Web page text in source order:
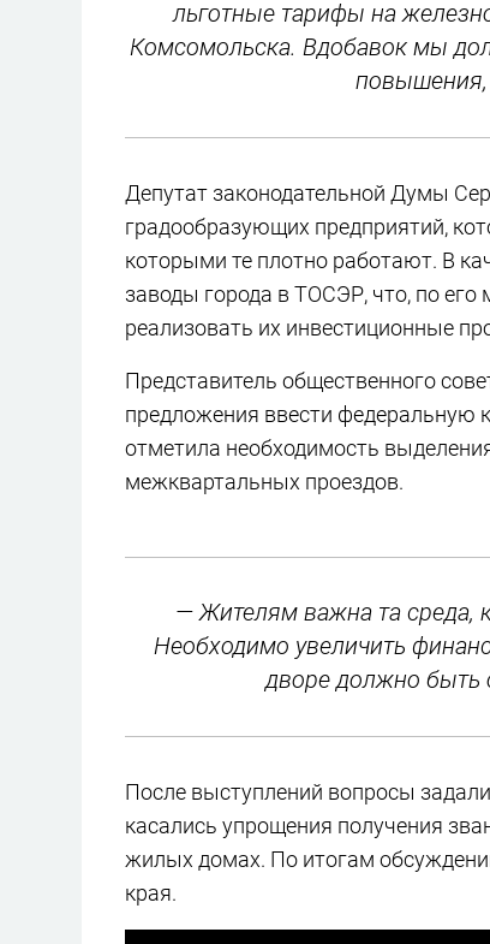
льготные тарифы на
Комсомольска. Вдобавок мы
повышения,
Депутат законодательной Думы
градообразующих предприятий,
которыми те плотно работают. В
заводы города в ТОСЭР, что, по
реализовать их инвестиционные
Представитель общественного
предложения ввести
отметила необходимость
межквартальных проездов.
— Жителям важна та среда,
Необходимо увеличить
дворе должно быть
После выступлений вопросы
касались упрощения получения
жилых домах. По итогам
края.